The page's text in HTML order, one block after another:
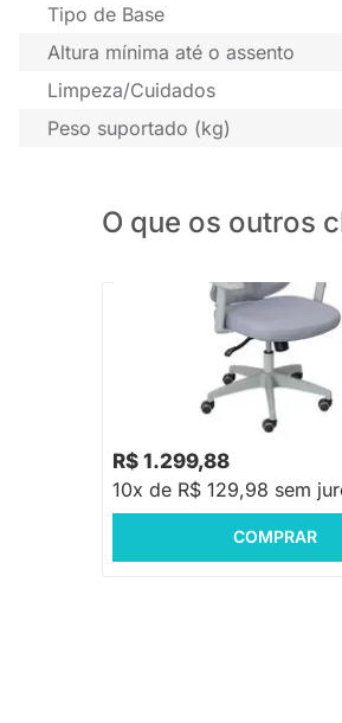
Tipo de Base
Altura mínima até o assento
Limpeza/Cuidados
Peso suportado (kg)
O que os outros
PRONTA ENTREGA
Cadeira de Escritório Lume
R$ 1.299,88
10x de R$ 129,98 sem
COMPRAR